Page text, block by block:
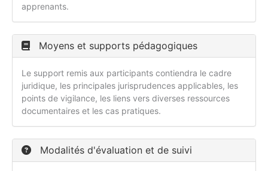
apprenants.
Moyens et supports pédagogiques
Le support remis aux participants contiendra le cadre
juridique, les principales jurisprudences applicables, les
points de vigilance, les liens vers diverses ressources
documentaires et les cas pratiques.
Modalités d'évaluation et de suivi